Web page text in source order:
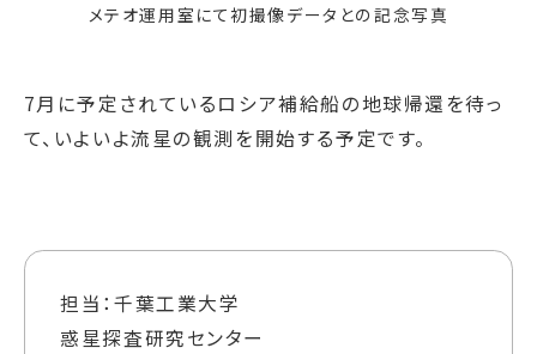
メテオ運用室にて初撮像データとの記念写真
7月に予定されているロシア補給船の地球帰還を待っ
て、いよいよ流星の観測を開始する予定です。
担当：千葉工業大学
惑星探査研究センター